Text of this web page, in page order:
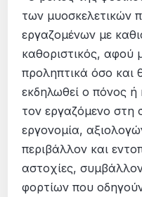
των μυοσκελετικών
εργαζομένων με
καθοριστικός, αφού
προληπτικά όσο και
εκδηλωθεί ο πόνος
τον εργαζόμενο στη
εργονομία,
περιβάλλον και
αστοχίες,
φορτίων που